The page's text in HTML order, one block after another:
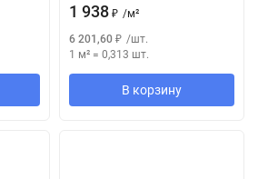
1 938 ₽ /м²
6 201,60 ₽ /шт.
1 м² = 0,313 шт.
В корзину